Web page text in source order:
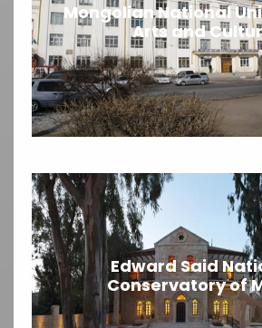
Mongolian National
Arts and
Edward Said
Conservatory of